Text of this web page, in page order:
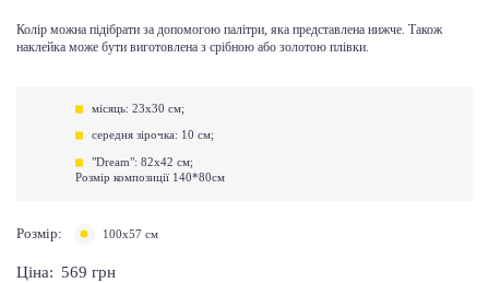
Колір можна підібрати за допомогою палітри, яка представлена ​​нижче. Також
наклейка може бути виготовлена ​​з срібною або золотою плівки.
місяць: 23х30 см;
середня зірочка: 10 см;
"Dream": 82х42 см;
Розмір композиції 140*80см
Розмір: 100х57 см
Ціна: 569 грн